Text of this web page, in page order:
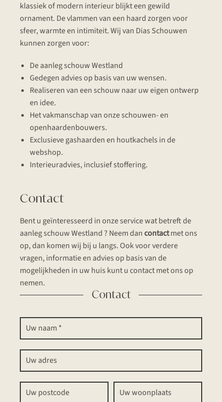
klassiek of modern interieur blijkt een gewild
ornament. De vlammen van een haard zorgen voor
sfeer, warmte en intimiteit. Wij van Dias Schouwen
kunnen zorgen voor:
De aanleg schouw Westland
Gedegen advies op basis van uw wensen.
Realiseren van een schouw naar uw eigen ontwerp
en idee.
Het vakmanschap van onze schouwen- en
openhaardenbouwers.
Exclusieve gashaarden en houtkachels in de
webshop.
Interieuradvies, inclusief stoffering.
Contact
Bent u geïnteresseerd in onze service wat betreft de
aanleg schouw Westland ? Neem dancontactmet ons
op, dan komen wij bij u langs. Ook voor verdere
vragen, informatie en advies op basis van de
mogelijkheden in uw huis kunt u contact met ons op
nemen.
Contact